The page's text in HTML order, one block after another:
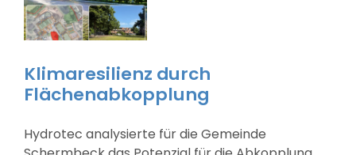
Klimaresilienz durch
Flächenabkopplung
Hydrotec analysierte für die Gemeinde